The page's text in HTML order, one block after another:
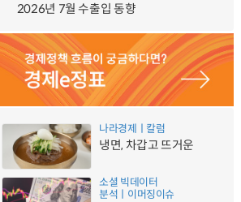
2026년 7월 수출입 동향
나라경제ㅣ칼럼
냉면, 차갑고 뜨거운
소셜 빅데이터
분석ㅣ이머징이슈